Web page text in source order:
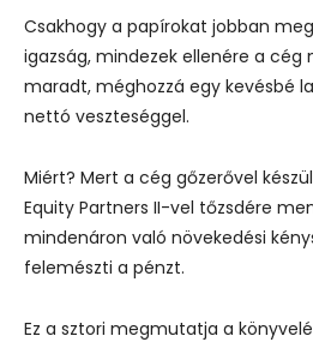
Csakhogy a papírokat jobban
igazság, mindezek ellenére a cég
maradt, méghozzá egy kevésbé
nettó veszteséggel.
Miért? Mert a cég gőzerővel
Equity Partners II-vel tőzsdére
mindenáron való növekedési
felemészti a pénzt.
Ez a sztori megmutatja a